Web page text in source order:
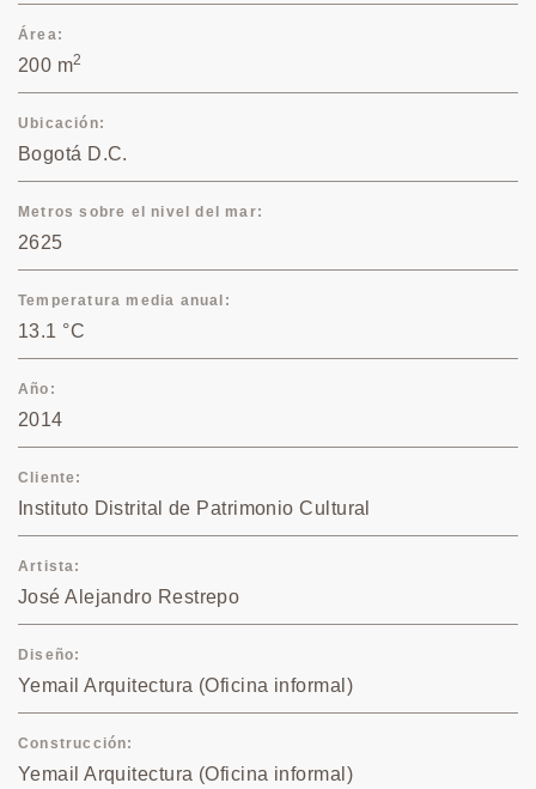
Área
200 m2
Ubicación
Bogotá D.C.
Metros sobre el nivel del mar
2625
Temperatura media anual
13.1 °C
Año
2014
Cliente
Instituto Distrital de Patrimonio Cultural
Artista
José Alejandro Restrepo
Diseño
Yemail Arquitectura (Oficina informal)
Construcción
Yemail Arquitectura (Oficina informal)